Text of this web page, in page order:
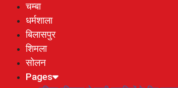
चम्बा
धर्मशाला
बिलासपुर
शिमला
सोलन
Pages